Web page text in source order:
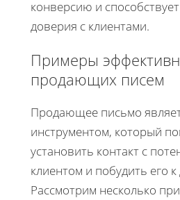
конверсию и
доверия с клиентами.
Примеры
продающих писем
Продающее письмо
инструментом, который
установить контакт с
клиентом и побудить его
Рассмотрим несколько